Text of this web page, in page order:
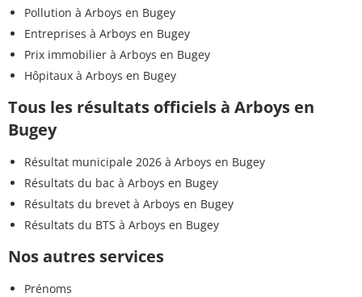
Pollution à Arboys en Bugey
Entreprises à Arboys en Bugey
Prix immobilier à Arboys en Bugey
Hôpitaux à Arboys en Bugey
Tous les résultats officiels à Arboys en
Bugey
Résultat municipale 2026 à Arboys en Bugey
Résultats du bac à Arboys en Bugey
Résultats du brevet à Arboys en Bugey
Résultats du BTS à Arboys en Bugey
Nos autres services
Prénoms